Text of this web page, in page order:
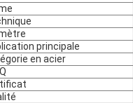
principale
en acier